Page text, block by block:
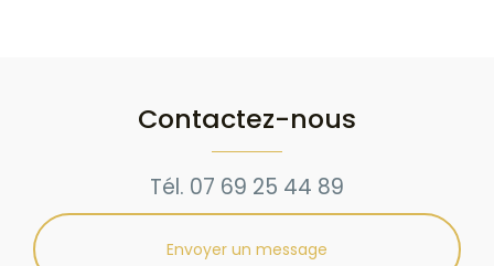
Contactez-nous
Tél. 07 69 25 44 89
Envoyer un message